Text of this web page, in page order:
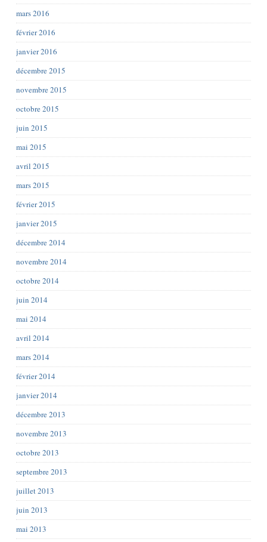
mars 2016
février 2016
janvier 2016
décembre 2015
novembre 2015
octobre 2015
juin 2015
mai 2015
avril 2015
mars 2015
février 2015
janvier 2015
décembre 2014
novembre 2014
octobre 2014
juin 2014
mai 2014
avril 2014
mars 2014
février 2014
janvier 2014
décembre 2013
novembre 2013
octobre 2013
septembre 2013
juillet 2013
juin 2013
mai 2013